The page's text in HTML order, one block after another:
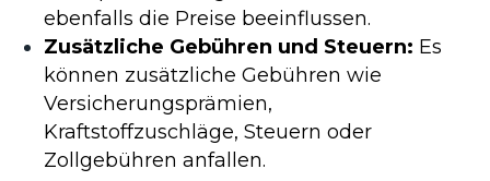
ebenfalls die Preise beeinflussen.
Zusätzliche Gebühren und Steuern: Es
können zusätzliche Gebühren wie
Versicherungsprämien,
Kraftstoffzuschläge, Steuern oder
Zollgebühren anfallen.